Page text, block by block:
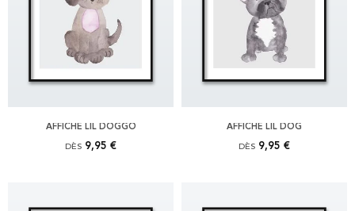
AFFICHE LIL DOGGO
DÈS 9,95 €
AFFICHE LIL DOG
DÈS 9,95 €